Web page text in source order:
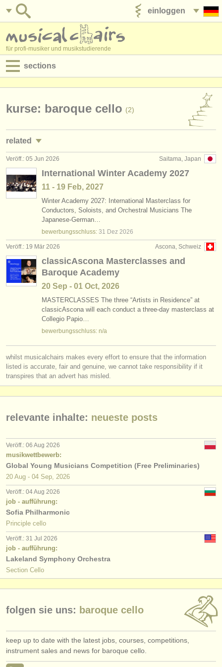
einloggen
für profi-musiker und musikstudierende
sections
jobs - verwaltung
degree courses
kurse
musikwettbewerbe
instrumentenverkauf
gestohlene instrumente
verzeichnisse:
orchester
musikhochschulen
jugendorchester
über musicalchairs
kontakt
verlage:
anzeige veröffentlichen
find out about ourATS
ATSfaq
einloggen
kurse: baroque cello (2)
related
jobs - aufführung: violoncello
jobs - unterrichten: violoncello
masterclass violoncello (23)
degree courses: violoncello (10)
degree courses: baroque cello
wettbewerb violoncello (15)
violoncello verloren
Saitama, Japan
Veröff.: 05 Jun 2026
International Winter Academy 2027
11 - 19 Feb, 2027
Winter Academy 2027: International Masterclass for
Conductors, Soloists, and Orchestral Musicians The
Japanese-German…
bewerbungsschluss: 31 Dez 2026
Ascona, Schweiz
Veröff.: 19 Mär 2026
classicAscona Masterclasses and
Baroque Academy
20 Sep - 01 Oct, 2026
MASTERCLASSES The three “Artists in Residence” at
classicAscona will each conduct a three-day masterclass at
Collegio Papio…
bewerbungsschluss: n/a
whilst musicalchairs makes every effort to ensure that the information
listed is accurate, fair and genuine, we cannot take responsibility if it
transpires that an advert has misled.
relevante inhalte: neueste posts
Veröff.: 06 Aug 2026
musikwettbewerb:
Global Young Musicians Competition (Free Preliminaries)
20 Aug - 04 Sep, 2026
Veröff.: 04 Aug 2026
job - aufführung:
Sofia Philharmonic
Principle cello
Veröff.: 31 Jul 2026
job - aufführung:
Lakeland Symphony Orchestra
Section Cello
folgen sie uns: baroque cello
keep up to date with the latest jobs, courses, competitions,
instrument sales and news for baroque cello.